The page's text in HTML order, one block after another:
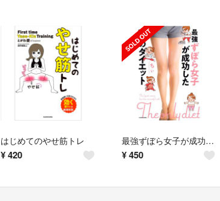
はじめてのやせ筋トレ
¥420
最強ずぼら女子が成功した唯一のダイエット
¥ 450